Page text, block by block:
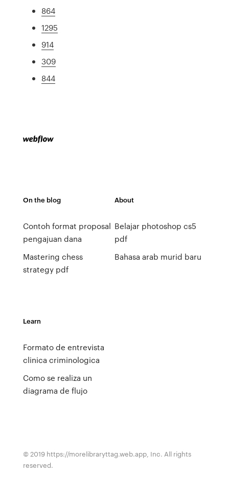
864
1295
914
309
844
On the blog
Contoh format proposal
pengajuan dana
Mastering chess
strategy pdf
About
Belajar photoshop cs5
pdf
Bahasa arab murid baru
Learn
Formato de entrevista
clinica criminologica
Como se realiza un
diagrama de flujo
© 2019 https://morelibraryttag.web.app, Inc. All rights
reserved.